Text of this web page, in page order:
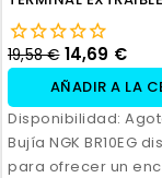
19,58 € 14,69 €
AÑADIR A LA
Disponibilidad:
Bujía NGK BR10EG
para ofrecer un